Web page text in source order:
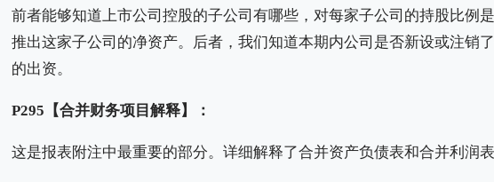
前者能够知道上市公司控股的子公司有哪些，对每家子公司的持股比例
推出这家子公司的净资产。后者，我们知道本期内公司是否新设或注销
的出资。
P295【合并财务项目解释】：
这是报表附注中最重要的部分。详细解释了合并资产负债表和合并利润表